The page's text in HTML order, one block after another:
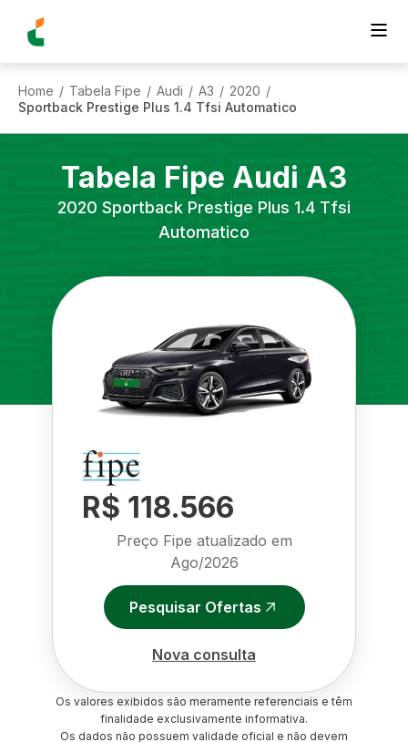
Home / Tabela Fipe / Audi / A3 / 2020 /
Sportback Prestige Plus 1.4 Tfsi Automatico
Tabela Fipe Audi A3
2020 Sportback Prestige Plus 1.4 Tfsi
Automatico
R$ 118.566
Preço Fipe atualizado em
Ago/2026
Pesquisar Ofertas
Nova consulta
Os valores exibidos são meramente referenciais e têm
finalidade exclusivamente informativa.
Os dados não possuem validade oficial e não devem